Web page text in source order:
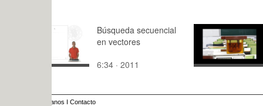
Búsqueda secuencial
en vectores
6:34 · 2011
dieléctrica
materiales
10:45 ·